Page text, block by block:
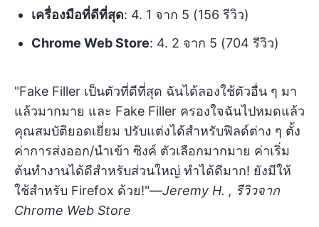
เครื่องมือที่ดีที่สุด: 4. 1 จาก 5 (156 รีวิว)
Chrome Web Store: 4. 2 จาก 5 (704 รีวิว)
"Fake Filler เป็นตัวที่ดีที่สุด ฉันได้ลองใช้ตัวอื่น ๆ มา
แล้วมากมาย และ Fake Filler ครองใจฉันไปหมดแล้ว
คุณสมบัติยอดเยี่ยม ปรับแต่งได้สำหรับฟิลด์ต่าง ๆ ตั้ง
ค่าการส่งออก/นำเข้า ซิงค์ ตัวเลือกมากมาย ค่าเริ่ม
ต้นทำงานได้ดีสำหรับส่วนใหญ่ ทำได้ดีมาก! ยังมีให้
ใช้สำหรับ Firefox ด้วย!"—Jeremy H. , รีวิวจาก
Chrome Web Store